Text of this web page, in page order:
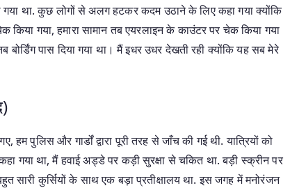
था. कुछ लोगों से अलग हटकर कदम उठाने के लिए कहा गया क्योंकि
गया, हमारा सामान तब एयरलाइन के काउंटर पर चेक किया गया
पास दिया गया था। मैं इधर उधर देखती रही क्योंकि यह सब मेरे
पुलिस और गार्डों द्वारा पूरी तरह से जाँच की गई थी. यात्रियों को
गया था, मैं हवाई अड्डे पर कड़ी सुरक्षा से चकित था. बड़ी स्क्रीन पर
सारी कुर्सियों के साथ एक बड़ा प्रतीक्षालय था. इस जगह में मनोरंजन